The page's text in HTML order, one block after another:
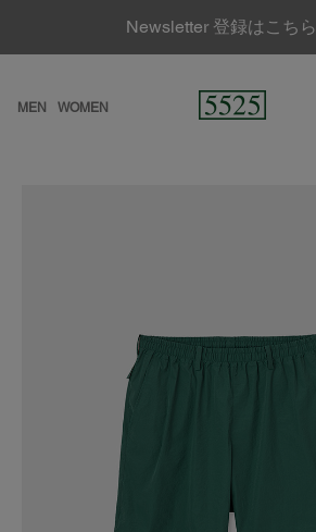
Newsletter 登録はこちら
MEN WOMEN